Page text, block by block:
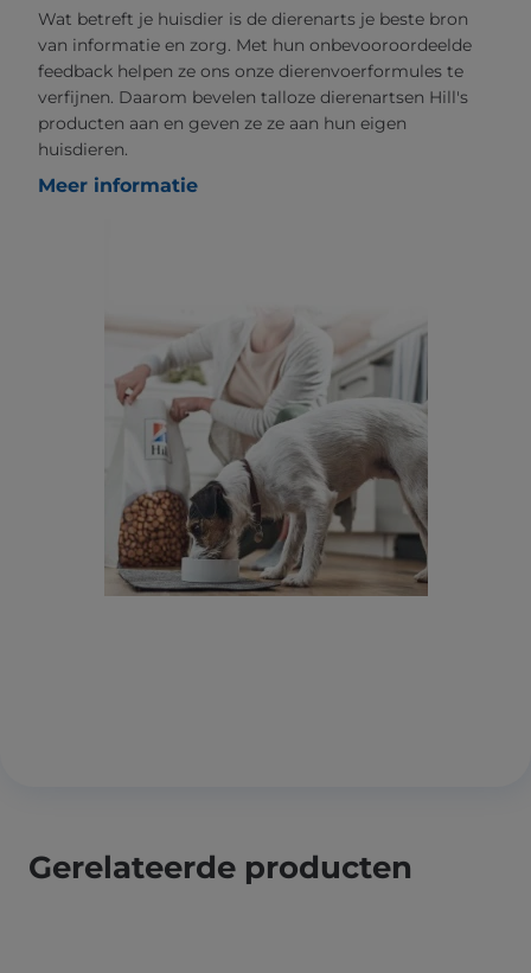
Wat betreft je huisdier is de dierenarts je beste bron
van informatie en zorg. Met hun onbevooroordeelde
feedback helpen ze ons onze dierenvoerformules te
verfijnen. Daarom bevelen talloze dierenartsen Hill's
producten aan en geven ze ze aan hun eigen
huisdieren.
Meer informatie
Gerelateerde producten